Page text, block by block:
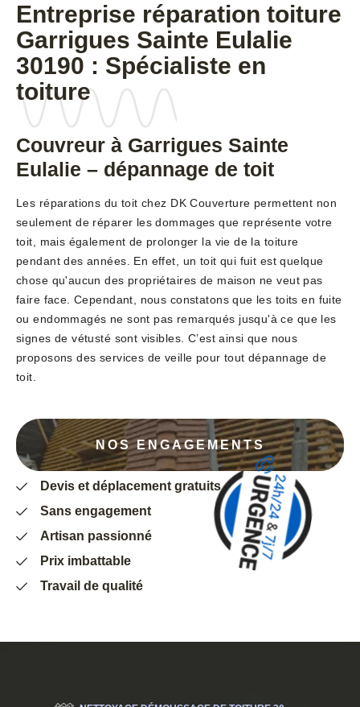
Entreprise réparation toiture
Garrigues Sainte Eulalie
30190 : Spécialiste en
toiture
Couvreur à Garrigues Sainte
Eulalie – dépannage de toit
Les réparations du toit chez DK Couverture permettent non
seulement de réparer les dommages que représente votre
toit, mais également de prolonger la vie de la toiture
pendant des années. En effet, un toit qui fuit est quelque
chose qu'aucun des propriétaires de maison ne veut pas
faire face. Cependant, nous constatons que les toits en fuite
ou endommagés ne sont pas remarqués jusqu'à ce que les
signes de vétusté sont visibles. C’est ainsi que nous
proposons des services de veille pour tout dépannage de
toit.
NOS ENGAGEMENTS
Devis et déplacement gratuits
Sans engagement
Artisan passionné
Prix imbattable
Travail de qualité